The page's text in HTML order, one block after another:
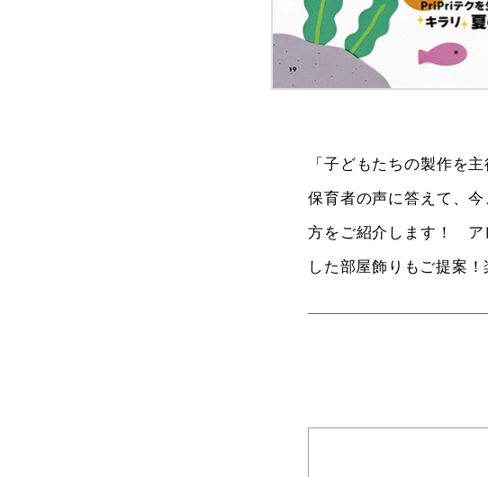
「子どもたちの製作を
保育者の声に答えて、
方をご紹介します！ ア
した部屋飾りもご提案